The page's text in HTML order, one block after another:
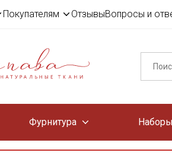
Покупателям ОтзывыВопросы и
Фурнитура